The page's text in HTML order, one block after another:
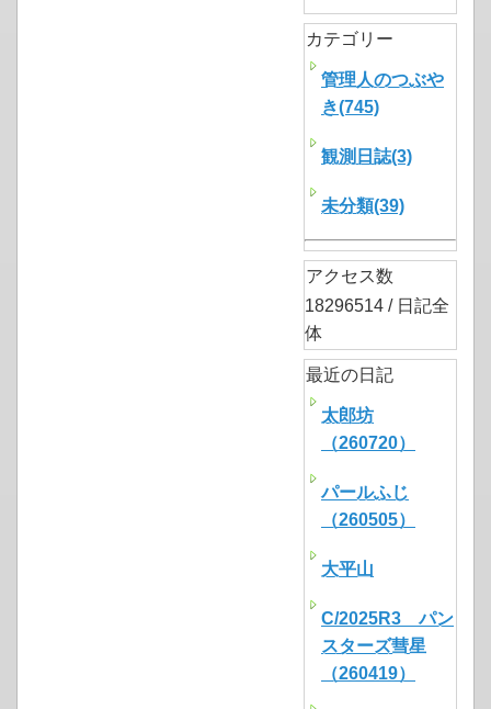
カテゴリー
管理人のつぶや
き(745)
観測日誌(3)
未分類(39)
アクセス数
18296514 / 日記全
体
最近の日記
太郎坊
（260720）
パールふじ
（260505）
大平山
C/2025R3 パン
スターズ彗星
（260419）